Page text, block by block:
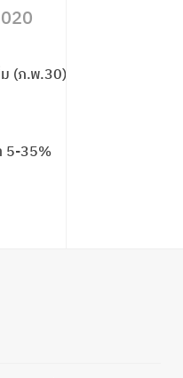
(ภ.พ.30)
5-35%